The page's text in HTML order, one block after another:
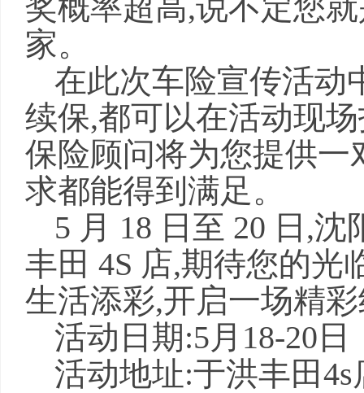
奖概率超高,说不定您
家。
在此次车险宣传活动
续保,都可以在活动现
保险顾问将为您提供
求都能得到满足。
5 月 18 日至 20 日,
丰田 4S 店,期待您的光
生活添彩,开启一场精
活动日期:5月18-20日
活动地址:于洪丰田4s